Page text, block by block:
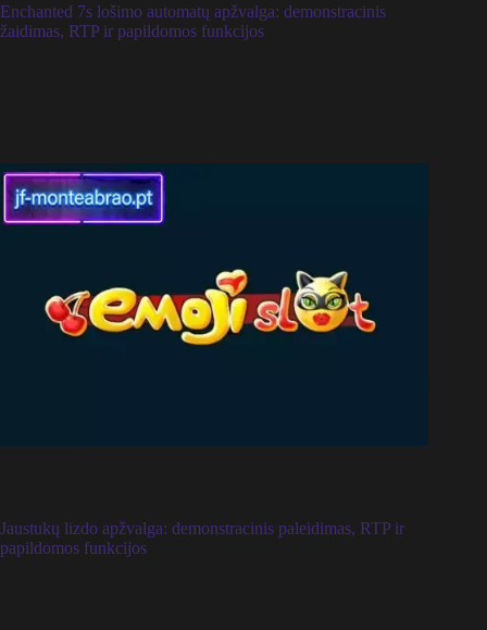
Enchanted 7s lošimo automatų apžvalga: demonstracinis
žaidimas, RTP ir papildomos funkcijos
Jaustukų lizdo apžvalga: demonstracinis paleidimas, RTP ir
papildomos funkcijos